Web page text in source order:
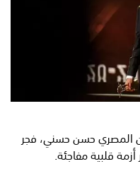
المصري حسن حسني، فجر